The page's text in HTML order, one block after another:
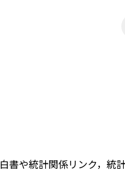
書や統計関係リンク，統